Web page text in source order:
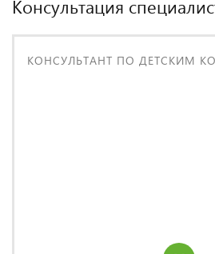
Консультация
КОНСУЛЬТАНТ ПО ДЕТСКИМ